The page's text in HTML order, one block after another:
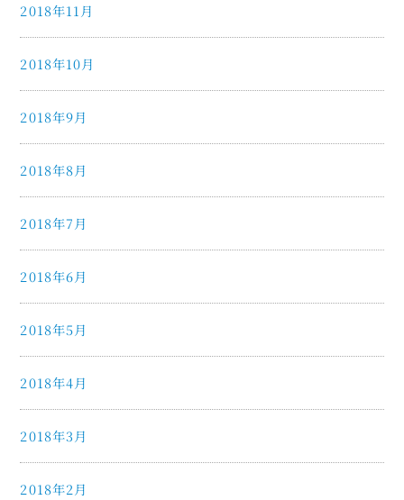
2018年11月
2018年10月
2018年9月
2018年8月
2018年7月
2018年6月
2018年5月
2018年4月
2018年3月
2018年2月